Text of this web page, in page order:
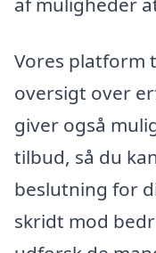
Vores platform
oversigt over
giver også
tilbud, så du
beslutning for
skridt mod